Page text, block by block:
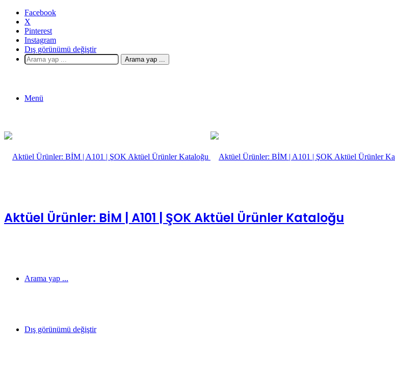
Facebook
X
Pinterest
Instagram
Dış görünümü değiştir
Arama yap ...
Menü
Aktüel Ürünler: BİM | A101 | ŞOK Aktüel Ürünler Kataloğu
Arama yap ...
Dış görünümü değiştir